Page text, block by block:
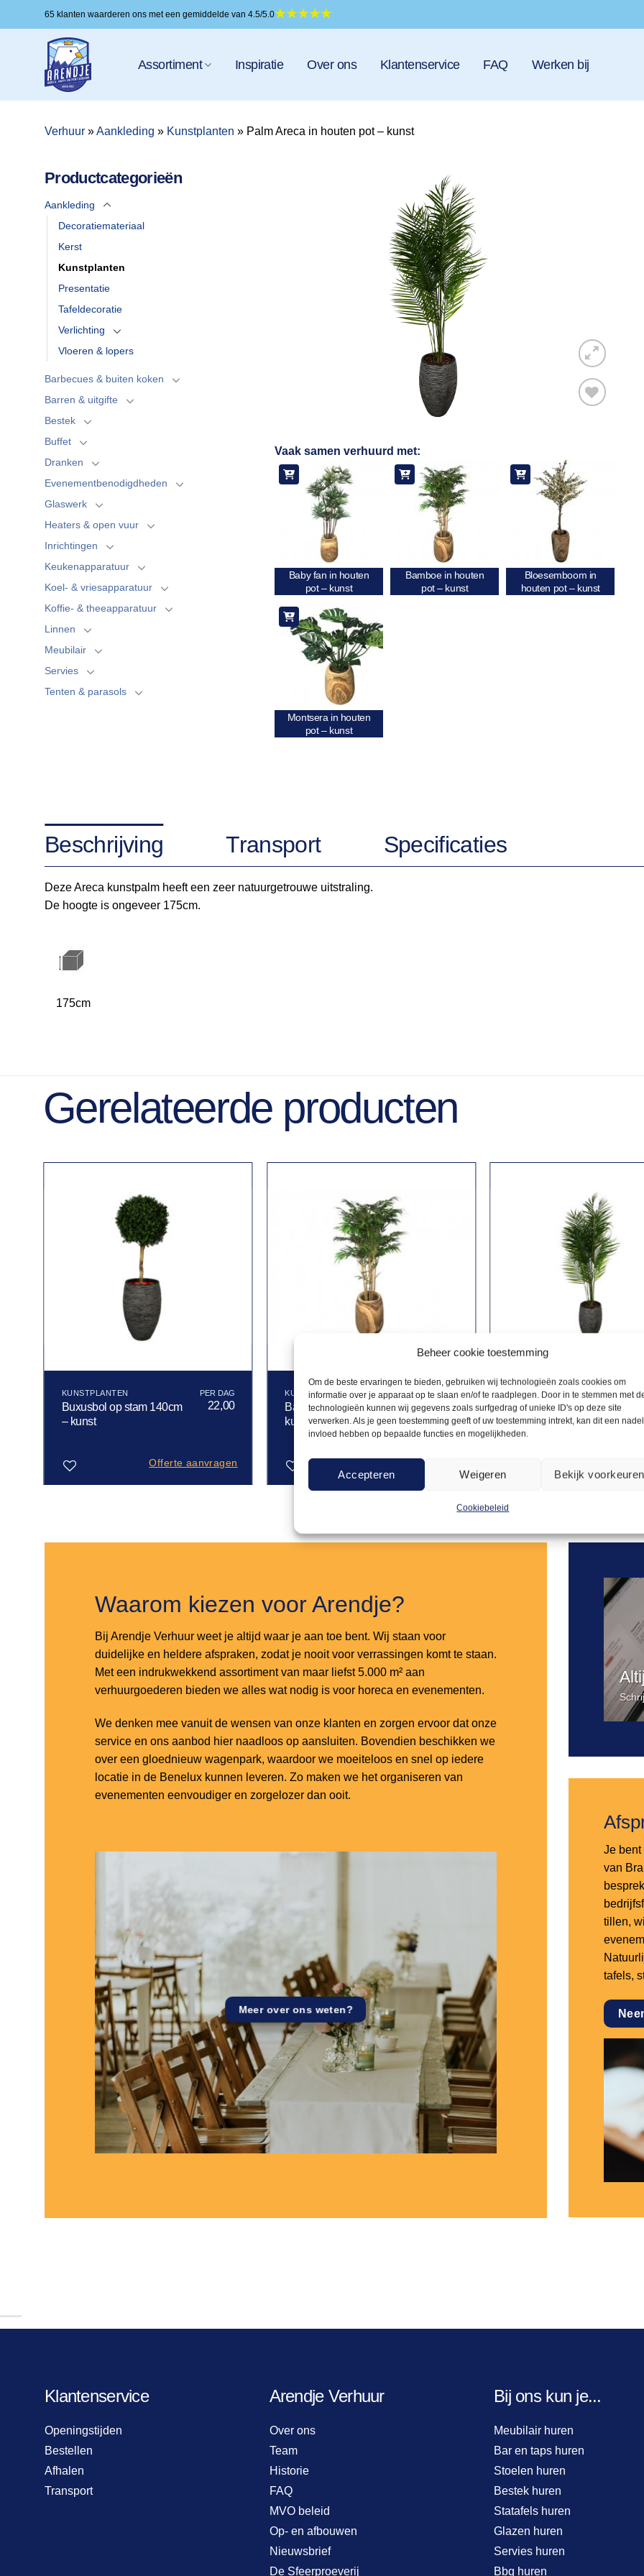
Beheer cookie toestemming
Om de beste ervaringen te bieden, gebruiken wij technologieën zoals cookies om
informatie over je apparaat op te slaan en/of te raadplegen. Door in te stemmen met
technologieën kunnen wij gegevens zoals surfgedrag of unieke ID's op deze site
verwerken. Als je geen toestemming geeft of uw toestemming intrekt, kan dit een
invloed hebben op bepaalde functies en mogelijkheden.
Accepteren Weigeren Bekijk voorkeuren
Cookiebeleid
naar
65 klanten waarderen ons met een gemiddelde van 4.5/5.0
Assortiment Inspiratie Over ons Klantenservice FAQ Werken bij
Verhuur »Aankleding » Kunstplanten » Palm Areca in houten pot – kunst
Productcategorieën
Aankleding
Decoratiemateriaal
Kerst
Kunstplanten
Presentatie
Tafeldecoratie
Verlichting
Vloeren & lopers
Barbecues & buiten koken
Barren & uitgifte
Bestek
Buffet
Dranken
Evenementbenodigdheden
Glaswerk
Heaters & open vuur
Inrichtingen
Keukenapparatuur
Koel- & vriesapparatuur
Koffie- & theeapparatuur
Linnen
Meubilair
Servies
Tenten & parasols
verlanglijst
Vaak samen verhuurd met:
Baby fan in houten
pot – kunst
Bamboe in houten
pot – kunst
Bloesemboom in
houten pot – kunst
Montsera in houten
pot – kunst
Beschrijving Transport Specificaties
Deze Areca kunstpalm heeft een zeer natuurgetrouwe uitstraling.
De hoogte is ongeveer 175cm.
175cm
Gerelateerde producten
KUNSTPLANTEN
Buxusbol op stam 140cm
– kunst
22,00
Offerte aanvragen
KUNSTPLANTEN
Bamboe in houten pot –
kunst
28,50
Offerte aanvragen
verlanglijst
KUNSTPLANTEN
Palm Areca – kunst
Offerte
Toevoegen
Waarom kiezen voor Arendje?
Bij Arendje Verhuur weet je altijd waar je aan toe bent. Wij staan voor
duidelijke en heldere afspraken, zodat je nooit voor verrassingen komt te staan.
Met een indrukwekkend assortiment van maar liefst 5.000 m² aan
verhuurgoederen bieden we alles wat nodig is voor horeca en evenementen.
We denken mee vanuit de wensen van onze klanten en zorgen ervoor dat onze
service en ons aanbod hier naadloos op aansluiten. Bovendien beschikken we
over een gloednieuw wagenpark, waardoor we moeiteloos en snel op iedere
locatie in de Benelux kunnen leveren. Zo maken we het organiseren van
evenementen eenvoudiger en zorgelozer dan ooit.
Meer over ons weten?
Je
van
tillen,
tafels,
Klantenservice
Openingstijden
Bestellen
Afhalen
Transport
Arendje Verhuur
Over ons
Team
Historie
FAQ
MVO beleid
Op- en afbouwen
Nieuwsbrief
De Sfeerproeverij
Bij ons kun je...
Meubilair huren
Bar en taps huren
Stoelen huren
Bestek huren
Statafels huren
Glazen huren
Servies huren
Bbq huren